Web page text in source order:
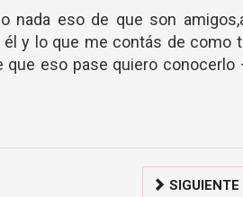
nada eso de que son
y lo que me contás de como
eso pase quiero conocerlo
SIGUIENTE